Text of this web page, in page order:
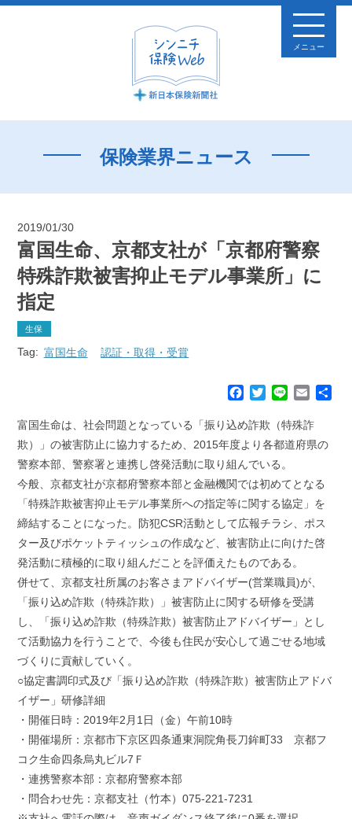
メニュー
保険業界ニュース
2019/01/30
富国生命、京都支社が「京都府警察
特殊詐欺被害抑止モデル事業所」に
指定
生保
Tag: 富国生命 認証・取得・受賞
c
e
o
o
k
T
i
t
e
r
n
e
E
a
i
富国生命は、社会問題となっている「振り込め詐欺（特殊詐
欺）」の被害防止に協力するため、2015年度より各都道府県の
警察本部、警察署と連携し啓発活動に取り組んでいる。
今般、京都支社が京都府警察本部と金融機関では初めてとなる
「特殊詐欺被害抑止モデル事業所への指定等に関する協定」を
締結することになった。防犯CSR活動として広報チラシ、ポス
ター及びポケットティッシュの作成など、被害防止に向けた啓
発活動に積極的に取り組んだことを評価えたものである。
併せて、京都支社所属のお客さまアドバイザー(営業職員)が、
「振り込め詐欺（特殊詐欺）」被害防止に関する研修を受講
し、「振り込め詐欺（特殊詐欺）被害防止アドバイザー」とし
て活動協力を行うことで、今後も住民が安心して過ごせる地域
づくりに貢献していく。
○協定書調印式及び「振り込め詐欺（特殊詐欺）被害防止アドバ
イザー」研修詳細
・開催日時：2019年2月1日（金）午前10時
・開催場所：京都市下京区四条通東洞院角長刀鉾町33 京都フ
コク生命四条烏丸ビル7Ｆ
・連携警察本部：京都府警察本部
・問合わせ先：京都支社（竹本）075-221-7231